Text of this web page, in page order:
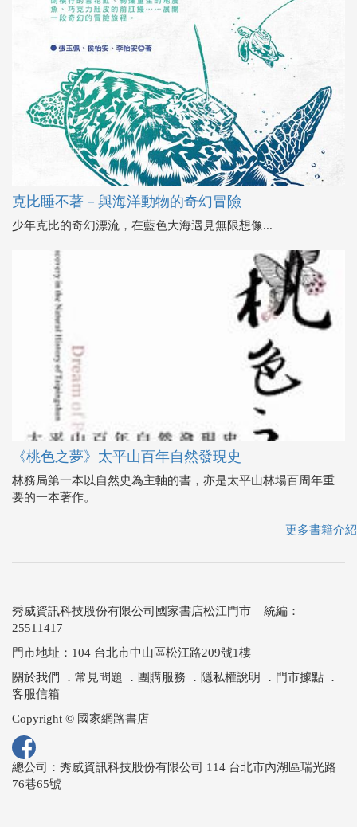
克比睡不著－與海洋動物的奇幻冒險
少年克比的奇幻漂流，在藍色大海遇見無限想像...
《桃色之夢》太平山百年自然發現史
林務局第一本以自然史為主軸的書，亦是太平山林場百周年重
要的一本著作。
更多書籍介紹
秀威資訊科技股份有限公司國家書店松江門市 統編：
25511417
門市地址：104 台北市中山區松江路209號1樓
關於我們
． 常見問題 ． 團購服務 ． 隱私權說明 ． 門市據點 ．
客服信箱
Copyright © 國家網路書店
總公司：秀威資訊科技股份有限公司 114 台北市內湖區瑞光路
76巷65號